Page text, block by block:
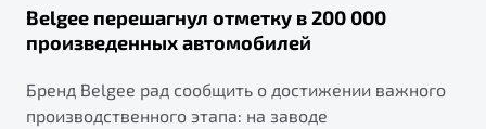
Belgee перешагнул отметку в 200 000
произведенных автомобилей
Бренд Belgee рад сообщить о достижении важного
производственного этапа: на заводе